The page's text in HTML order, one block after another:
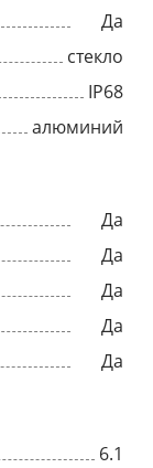
Да
стекло
IP68
алюминий
Да
Да
Да
Да
Да
6.1